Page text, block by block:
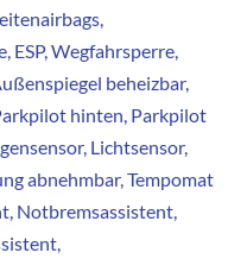
ESP, Wegfahrsperre,
beheizbar,
hinten, Parkpilot
Lichtsensor,
abnehmbar, Tempomat
Notbremsassistent,